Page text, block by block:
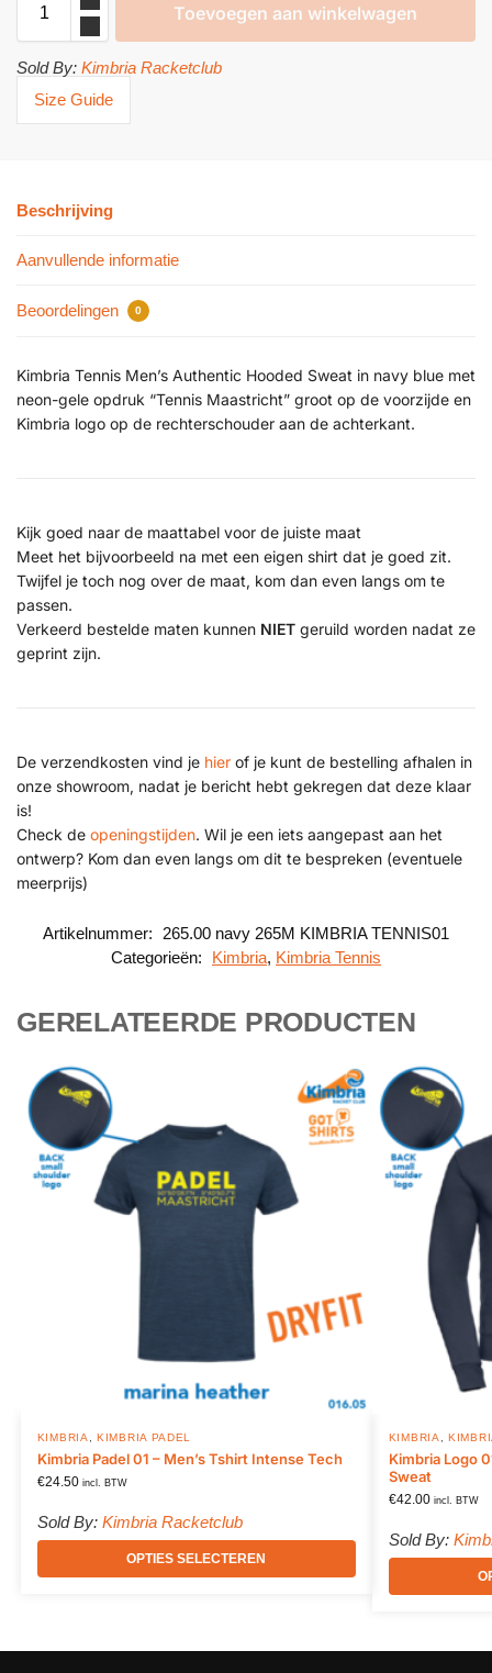
Toevoegen aan winkelwagen
Sold By: Kimbria Racketclub
Size Guide
Beschrijving
Aanvullende informatie
Beoordelingen 0
Kimbria Tennis Men’s Authentic Hooded Sweat in navy blue met
neon-gele opdruk “Tennis Maastricht” groot op de voorzijde en
Kimbria logo op de rechterschouder aan de achterkant.
Kijk goed naar de maattabel voor de juiste maat
Meet het bijvoorbeeld na met een eigen shirt dat je goed zit.
Twijfel je toch nog over de maat, kom dan even langs om te
passen.
Verkeerd bestelde maten kunnen NIET geruild worden nadat ze
geprint zijn.
De verzendkosten vind je hier of je kunt de bestelling afhalen in
onze showroom, nadat je bericht hebt gekregen dat deze klaar
is!
Check de openingstijden. Wil je een iets aangepast aan het
ontwerp? Kom dan even langs om dit te bespreken (eventuele
meerprijs)
Artikelnummer:
265.00 navy 265M KIMBRIA TENNIS01
Categorieën:
Kimbria, Kimbria Tennis
GERELATEERDE PRODUCTEN
KIMBRIA ,KIMBRIA PADEL
Kimbria Padel 01 – Men’s Tshirt Intense Tech
€24.50 incl. BTW
Sold By: Kimbria Racketclub
OPTIES SELECTEREN
KIMBRIA ,
Kimbria Logo
Sweat
€42.00 incl. BTW
Sold By: